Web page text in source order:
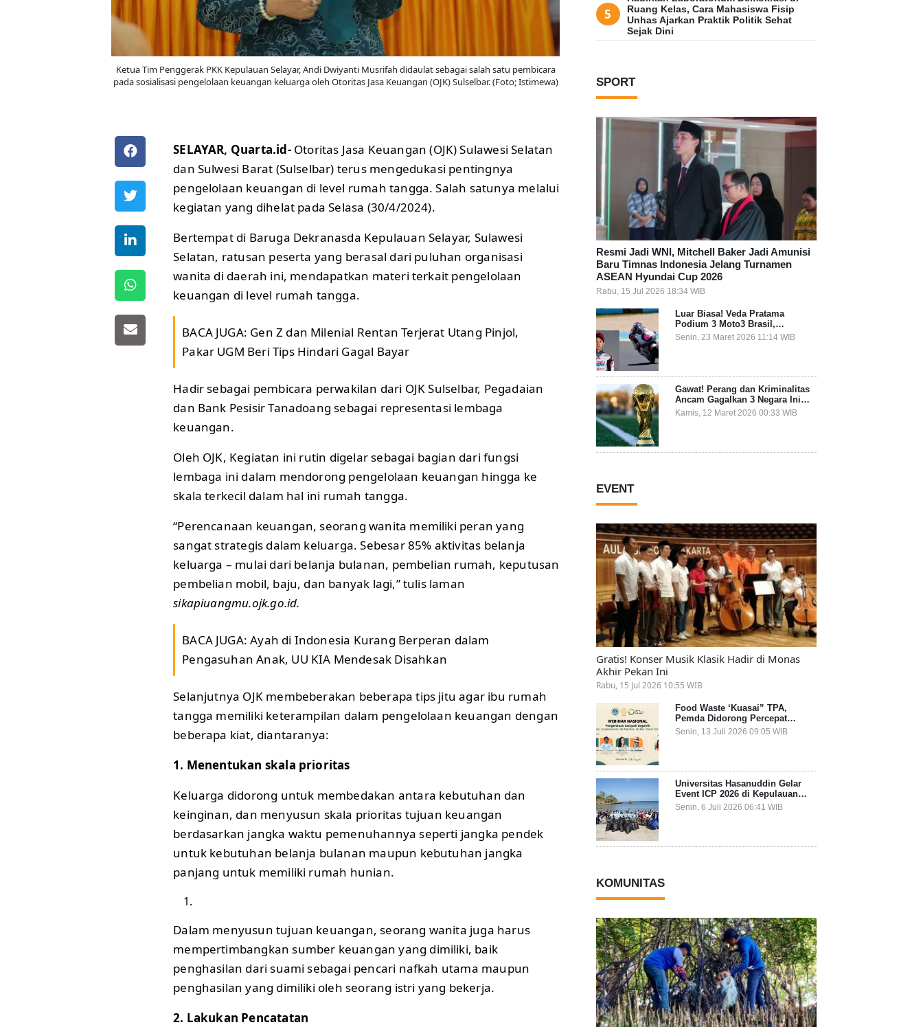
Ketua Tim Penggerak PKK Kepulauan Selayar, Andi Dwiyanti Musrifah didaulat sebagai salah satu pembicara
pada sosialisasi pengelolaan keuangan keluarga oleh Otoritas Jasa Keuangan (OJK) Sulselbar. (Foto; Istimewa)
SELAYAR, Quarta.id-Otoritas Jasa Keuangan (OJK) Sulawesi Selatan
dan Sulwesi Barat (Sulselbar) terus mengedukasi pentingnya
pengelolaan keuangan di level rumah tangga. Salah satunya melalui
kegiatan yang dihelat pada Selasa (30/4/2024).
Bertempat di Baruga Dekranasda Kepulauan Selayar, Sulawesi
Selatan, ratusan peserta yang berasal dari puluhan organisasi
wanita di daerah ini, mendapatkan materi terkait pengelolaan
keuangan di level rumah tangga.
BACA JUGA: Gen Z dan Milenial Rentan Terjerat Utang Pinjol,
Pakar UGM Beri Tips Hindari Gagal Bayar
Hadir sebagai pembicara perwakilan dari OJK Sulselbar, Pegadaian
dan Bank Pesisir Tanadoang sebagai representasi lembaga
keuangan.
Oleh OJK, Kegiatan ini rutin digelar sebagai bagian dari fungsi
lembaga ini dalam mendorong pengelolaan keuangan hingga ke
skala terkecil dalam hal ini rumah tangga.
“Perencanaan keuangan, seorang wanita memiliki peran yang
sangat strategis dalam keluarga. Sebesar 85% aktivitas belanja
keluarga – mulai dari belanja bulanan, pembelian rumah, keputusan
pembelian mobil, baju, dan banyak lagi,” tulis laman
sikapiuangmu.ojk.go.id.
BACA JUGA:Ayah di Indonesia Kurang Berperan dalam
Pengasuhan Anak, UU KIA Mendesak Disahkan
Selanjutnya OJK membeberakan beberapa tips jitu agar ibu rumah
tangga memiliki keterampilan dalam pengelolaan keuangan dengan
beberapa kiat, diantaranya:
1. Menentukan skala prioritas
Keluarga didorong untuk membedakan antara kebutuhan dan
keinginan, dan menyusun skala prioritas tujuan keuangan
berdasarkan jangka waktu pemenuhannya seperti jangka pendek
untuk kebutuhan belanja bulanan maupun kebutuhan jangka
panjang untuk memiliki rumah hunian.
Dalam menyusun tujuan keuangan, seorang wanita juga harus
mempertimbangkan sumber keuangan yang dimiliki, baik
penghasilan dari suami sebagai pencari nafkah utama maupun
penghasilan yang dimiliki oleh seorang istri yang bekerja.
2. Lakukan Pencatatan
Ruang Kelas, Cara Mahasiswa Fisip
Unhas Ajarkan Praktik Politik Sehat
Sejak Dini
SPORT
Resmi Jadi WNI, Mitchell Baker Jadi Amunisi
Baru Timnas Indonesia Jelang Turnamen
ASEAN Hyundai Cup 2026
Rabu, 15 Jul 2026 18:34 WIB
Luar Biasa! Veda Pratama
Podium 3 Moto3 Brasil,
Pembalap Indonesia Pertama
Juara Grand Prix
Senin, 23 Maret 2026 11:14 WIB
Gawat! Perang dan Kriminalitas
Ancam Gagalkan 3 Negara Ini
Ikut Piala Dunia 2026
Kamis, 12 Maret 2026 00:33 WIB
EVENT
Gratis! Konser Musik Klasik Hadir di Monas
Akhir Pekan Ini
Rabu, 15 Jul 2026 10:55 WIB
Food Waste ‘Kuasai” TPA,
Pemda Didorong Percepat
Transformasi Pengelolaan
Sampah Organik dari Sumber
Senin, 13 Juli 2026 09:05 WIB
Universitas Hasanuddin Gelar
Event ICP 2026 di Kepulauan
Selayar, Mahasiswa dari 27
Negara Jadi Partisipan
Senin, 6 Juli 2026 06:41 WIB
KOMUNITAS